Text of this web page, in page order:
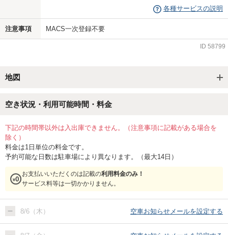
各種サービスの説明
注意事項 MACS一次登録不要
ID 58799
地図
空き状況・利用可能時間・料金
下記の時間帯以外は入出庫できません。（注意事項に記載がある場合を
除く）
料金は1日単位の料金です。
予約可能な日数は駐車場により異なります。（最大14日）
お支払いいただくのは記載の利用料金のみ！
サービス料等は一切かかりません。
8/6（木） 空車お知らせメールを設定する